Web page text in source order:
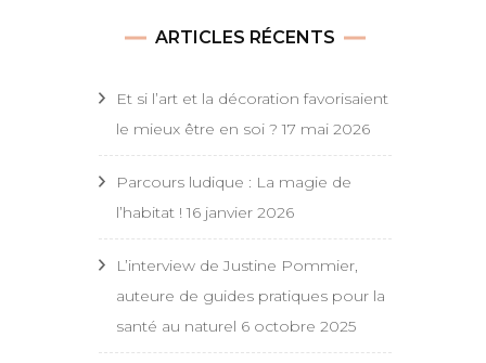
ARTICLES RÉCENTS
Et si l’art et la décoration favorisaient
le mieux être en soi ? 17 mai 2026
Parcours ludique : La magie de
l’habitat ! 16 janvier 2026
L’interview de Justine Pommier,
auteure de guides pratiques pour la
santé au naturel 6 octobre 2025